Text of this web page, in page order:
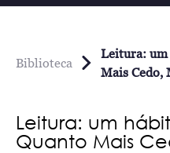
Biblioteca
Leitura: um
Mais Cedo,
Leitura: um
Quanto Mais